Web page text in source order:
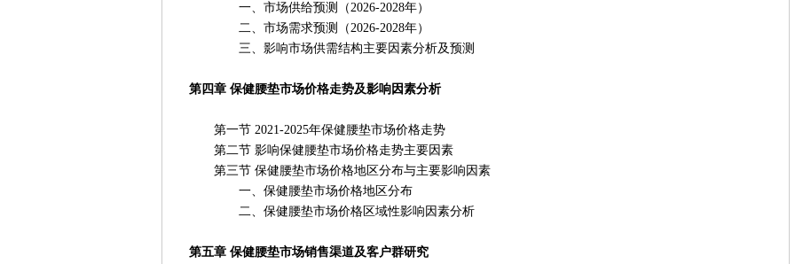
一、市场供给预测（2026-2028年）
二、市场需求预测（2026-2028年）
三、影响市场供需结构主要因素分析及预测
第四章 保健腰垫市场价格走势及影响因素分析
第一节 2021-2025年保健腰垫市场价格走势
第二节 影响保健腰垫市场价格走势主要因素
第三节 保健腰垫市场价格地区分布与主要影响因素
一、保健腰垫市场价格地区分布
二、保健腰垫市场价格区域性影响因素分析
第五章 保健腰垫市场销售渠道及客户群研究